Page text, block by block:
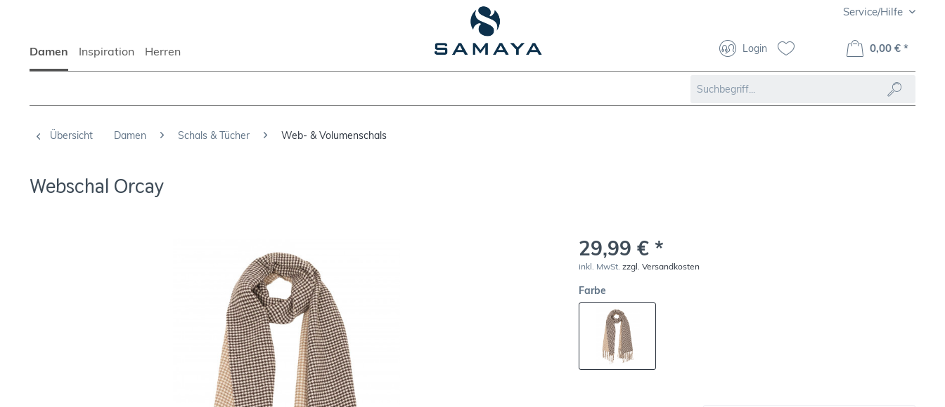
Service/Hilfe
Damen Inspiration Herren Login 0,00 € *
Übersicht Damen Schals & Tücher Web- & Volumenschals
Webschal Orcay
29,99 € *
inkl. MwSt.zzgl. Versandkosten
Farbe